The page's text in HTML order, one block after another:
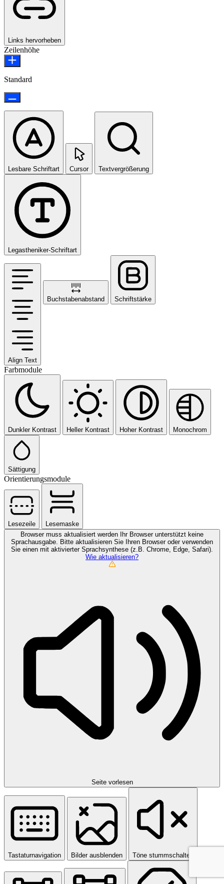
Links hervorheben
Zeilenhöhe
Standard
Lesbare Schriftart Cursor Textvergrößerung
Legastheniker-Schriftart
Align Text
Buchstabenabstand Schriftstärke
Farbmodule
Dunkler Kontrast Heller Kontrast Hoher Kontrast Monochrom
Sättigung
Orientierungsmodule
Lesezeile
Lesemaske
Browser muss aktualisiert werden Ihr Browser unterstützt keine
Sprachausgabe. Bitte aktualisieren Sie Ihren Browser oder verwenden
Sie einen mit aktivierter Sprachsynthese (z.B. Chrome, Edge, Safari).
Wie aktualisieren?
Seite vorlesen
Tastaturnavigation Bilder ausblenden Töne stummschalten